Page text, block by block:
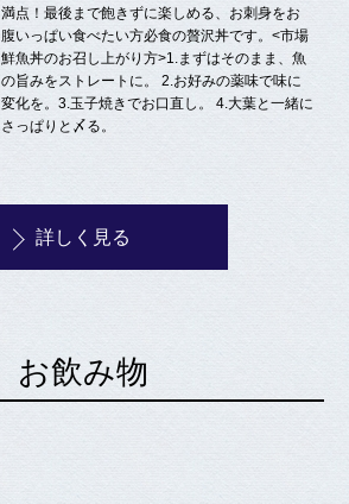
満点！最後まで飽きずに楽しめる、お刺身をお
腹いっぱい食べたい方必食の贅沢丼です。<市場
鮮魚丼のお召し上がり方>1.まずはそのまま、魚
の旨みをストレートに。 2.お好みの薬味で味に
変化を。3.玉子焼きでお口直し。 4.大葉と一緒に
さっぱりと〆る。
詳しく見る
お飲み物